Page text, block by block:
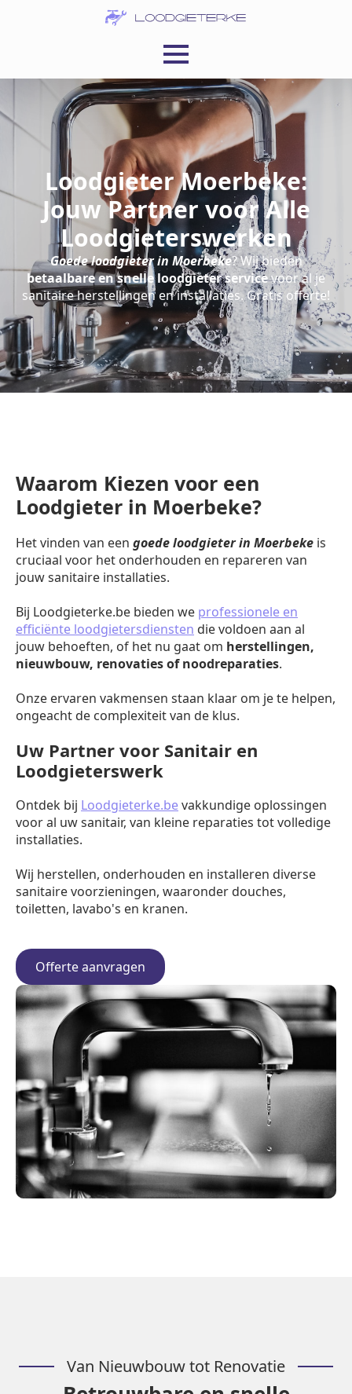
Loodgieter Moerbeke:
Jouw Partner voor Alle
Loodgieterswerken
Goede loodgieter in Moerbeke? Wij bieden
betaalbare en snelle loodgieter servicevoor al je
sanitaire herstellingen en installaties. Gratis offerte!
Waarom Kiezen voor een
Loodgieter in Moerbeke?
Het vinden van een goede loodgieter in Moerbeke is
cruciaal voor het onderhouden en repareren van
jouw sanitaire installaties.
Bij Loodgieterke.be bieden we professionele en
efficiënte loodgietersdiensten die voldoen aan al
jouw behoeften, of het nu gaat om herstellingen,
nieuwbouw, renovaties of noodreparaties.
Onze ervaren vakmensen staan klaar om je te helpen,
ongeacht de complexiteit van de klus.
Uw Partner voor Sanitair en
Loodgieterswerk
Ontdek bij Loodgieterke.bevakkundige oplossingen
voor al uw sanitair, van kleine reparaties tot volledige
installaties.
Wij herstellen, onderhouden en installeren diverse
sanitaire voorzieningen, waaronder douches,
toiletten, lavabo's en kranen.
Offerte aanvragen
Van Nieuwbouw tot Renovatie